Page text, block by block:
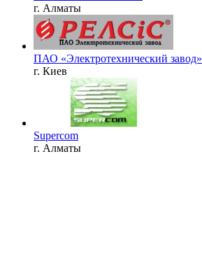
г. Алматы
ПАО «Электротехнический завод»
г. Киев
Supercom
г. Алматы